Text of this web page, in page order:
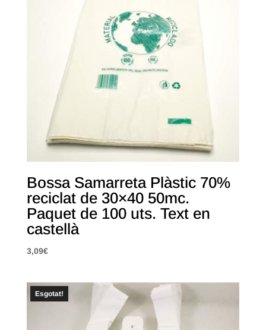
Bossa Samarreta Plàstic 70%
reciclat de 30×40 50mc.
Paquet de 100 uts. Text en
castellà
3,09€
Esgotat!